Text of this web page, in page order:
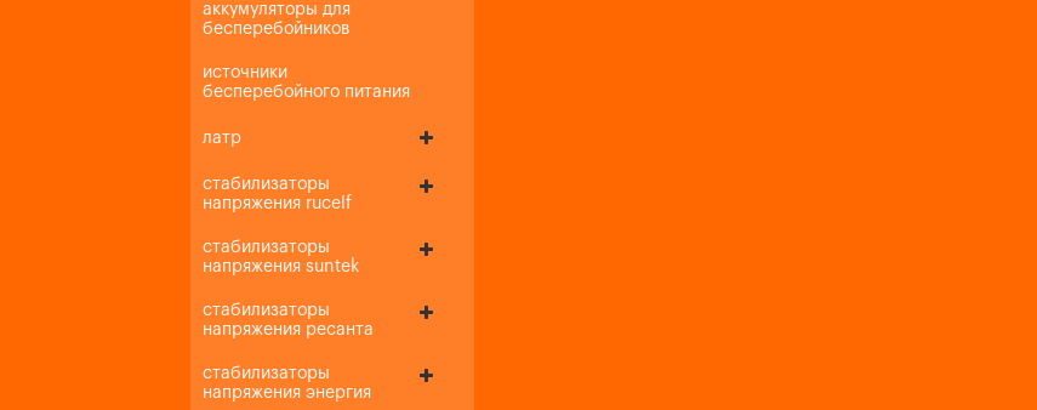
аккумуляторы для
бесперебойников
источники
бесперебойного питания
латр
стабилизаторы
напряжения rucelf
стабилизаторы
напряжения suntek
стабилизаторы
напряжения ресанта
стабилизаторы
напряжения энергия